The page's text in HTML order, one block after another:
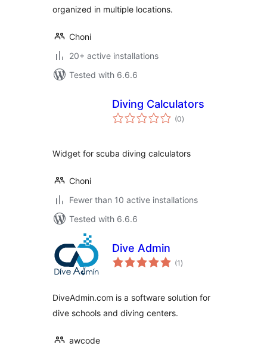
organized in multiple locations.
Choni
20+ active installations
Tested with 6.6.6
Diving Calculators
(0total
ratings
)
Widget for scuba diving calculators
Choni
Fewer than 10 active installations
Tested with 6.6.6
Dive Admin
(1 total
ratings
)
DiveAdmin.com is a software solution for
dive schools and diving centers.
awcode